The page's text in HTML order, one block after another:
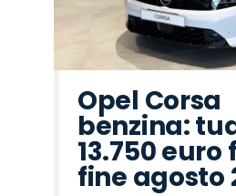
Opel Corsa
benzina:
13.750 euro
fine agosto